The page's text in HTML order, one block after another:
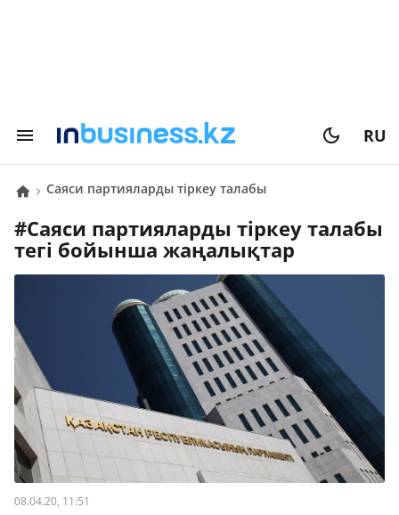
RU
саяси партияларды тіркеу талабы
# саяси партияларды тіркеу талабы
тегі бойынша жаңалықтар
08.04.20, 11:51